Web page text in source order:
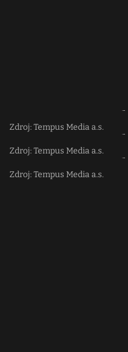
Zdroj: Tempus Media a.s.
Zdroj: Tempus Media a.s.
Zdroj: Tempus Media a.s.